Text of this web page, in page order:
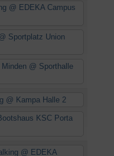
@ EDEKA Campus
Sportplatz Union
@ Sporthalle
@ Kampa Halle 2
KSC Porta
@ EDEKA